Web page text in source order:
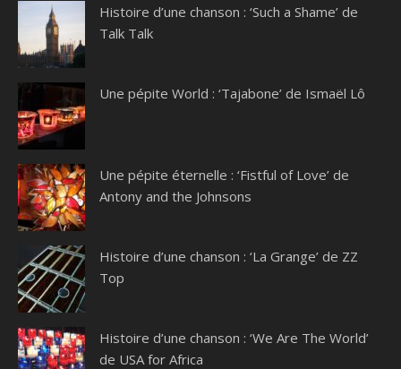
Histoire d’une chanson : ‘Such a Shame’ de
Talk Talk
Une pépite World : ‘Tajabone’ de Ismaël Lô
Une pépite éternelle : ‘Fistful of Love’ de
Antony and the Johnsons
Histoire d’une chanson : ‘La Grange’ de ZZ
Top
Histoire d’une chanson : ‘We Are The World’
de USA for Africa